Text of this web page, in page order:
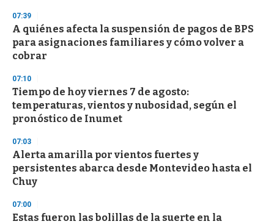
d
s
07:39
A quiénes afecta la suspensión de pagos de BPS
para asignaciones familiares y cómo volver a
cobrar
07:10
Tiempo de hoy viernes 7 de agosto:
temperaturas, vientos y nubosidad, según el
pronóstico de Inumet
07:03
Alerta amarilla por vientos fuertes y
persistentes abarca desde Montevideo hasta el
Chuy
07:00
Estas fueron las bolillas de la suerte en la